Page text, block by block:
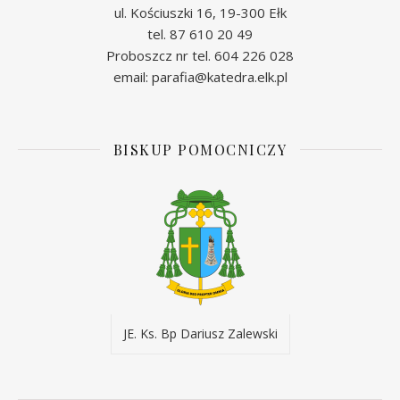
ul. Kościuszki 16, 19-300 Ełk
tel. 87 610 20 49
Proboszcz nr tel. 604 226 028
email: parafia@katedra.elk.pl
BISKUP POMOCNICZY
JE. Ks. Bp Dariusz Zalewski